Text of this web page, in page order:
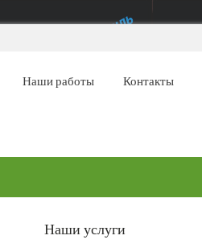
Наши работы Контакты
Наши услуги